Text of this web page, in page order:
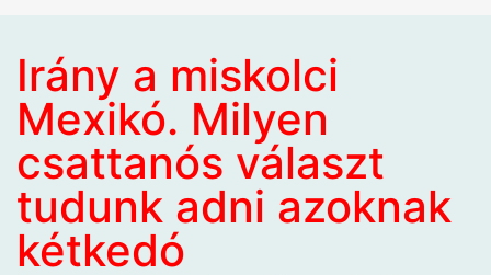
Irány a miskolci
Mexikó. Milyen
csattanós választ
tudunk adni azoknak
kétkedó